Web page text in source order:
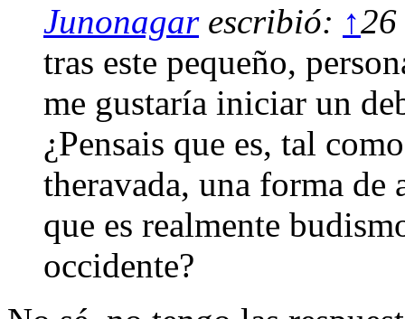
Junonagarescribió: ↑
tras este pequeño,
me gustaría iniciar un
¿Pensais que es, tal
theravada, una forma de
que es realmente
occidente?